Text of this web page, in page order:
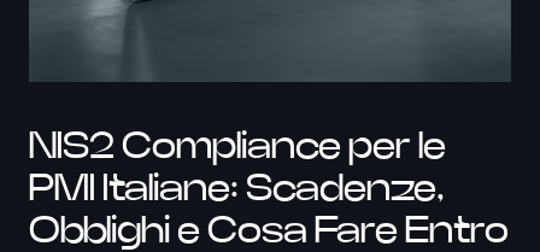
NIS2 Compliance per le
PMI Italiane: Scadenze,
Obblighi e Cosa Fare Entro